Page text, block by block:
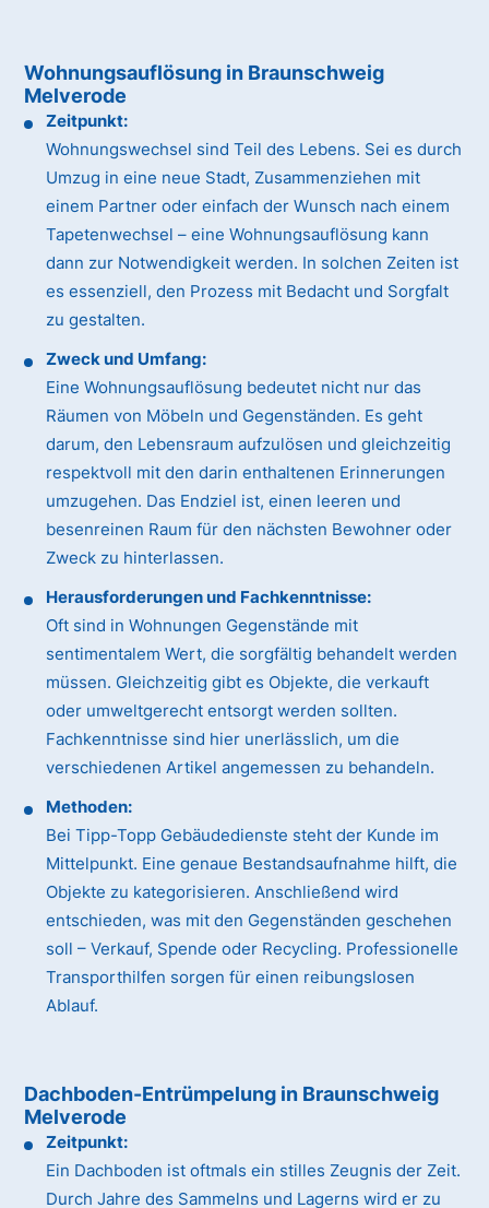
Wohnungsauflösung in Braunschweig
Melverode
Zeitpunkt:
Wohnungswechsel sind Teil des Lebens. Sei es durch
Umzug in eine neue Stadt, Zusammenziehen mit
einem Partner oder einfach der Wunsch nach einem
Tapetenwechsel – eine Wohnungsauflösung kann
dann zur Notwendigkeit werden. In solchen Zeiten ist
es essenziell, den Prozess mit Bedacht und Sorgfalt
zu gestalten.
Zweck und Umfang:
Eine Wohnungsauflösung bedeutet nicht nur das
Räumen von Möbeln und Gegenständen. Es geht
darum, den Lebensraum aufzulösen und gleichzeitig
respektvoll mit den darin enthaltenen Erinnerungen
umzugehen. Das Endziel ist, einen leeren und
besenreinen Raum für den nächsten Bewohner oder
Zweck zu hinterlassen.
Herausforderungen und Fachkenntnisse:
Oft sind in Wohnungen Gegenstände mit
sentimentalem Wert, die sorgfältig behandelt werden
müssen. Gleichzeitig gibt es Objekte, die verkauft
oder umweltgerecht entsorgt werden sollten.
Fachkenntnisse sind hier unerlässlich, um die
verschiedenen Artikel angemessen zu behandeln.
Methoden:
Bei Tipp-Topp Gebäudedienste steht der Kunde im
Mittelpunkt. Eine genaue Bestandsaufnahme hilft, die
Objekte zu kategorisieren. Anschließend wird
entschieden, was mit den Gegenständen geschehen
soll – Verkauf, Spende oder Recycling. Professionelle
Transporthilfen sorgen für einen reibungslosen
Ablauf.
Dachboden-Entrümpelung in Braunschweig
Melverode
Zeitpunkt:
Ein Dachboden ist oftmals ein stilles Zeugnis der Zeit.
Durch Jahre des Sammelns und Lagerns wird er zu